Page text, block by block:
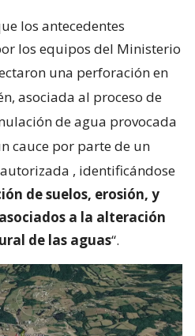
los antecedentes
los equipos del Ministerio
una perforación en
asociada al proceso de
de agua provocada
cauce por parte de un
, identificándose
de suelos, erosión, y
a la alteración
de las aguas“.